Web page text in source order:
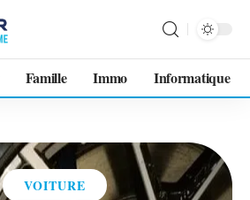
Famille Immo Informatique
VOITURE